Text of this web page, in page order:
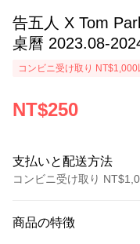
告五人 X Tom
桌曆 2023.08-
コンビニ受け取り
NT$250
支払いと配送方法
コンビニ受け取り
クレジットカード1回払い
商品の特徴